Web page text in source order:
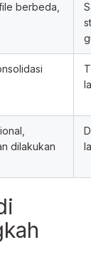
berbeda,
dilakukan